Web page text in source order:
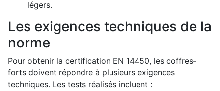
légers.
Les exigences techniques de la
norme
Pour obtenir la certification EN 14450, les coffres-
forts doivent répondre à plusieurs exigences
techniques. Les tests réalisés incluent :